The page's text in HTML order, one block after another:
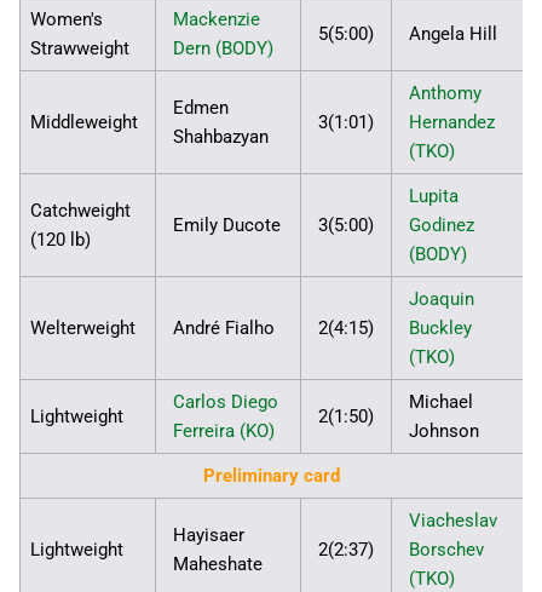
Women's
Strawweight
Mackenzie
Dern (BODY)
5(5:00) Angela Hill
Middleweight
Edmen
Shahbazyan
3(1:01)
Anthomy
Hernandez
(TKO)
Catchweight
(120 lb)
Emily Ducote 3(5:00)
Lupita
Godinez
(BODY)
Welterweight André Fialho 2(4:15)
Joaquin
Buckley
(TKO)
Lightweight
Carlos Diego
Ferreira (KO)
2(1:50)
Michael
Johnson
Preliminary card
Lightweight
Hayisaer
Maheshate
2(2:37)
Viacheslav
Borschev
(TKO)